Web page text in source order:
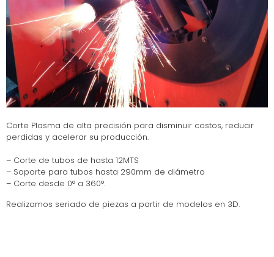
Corte Plasma de alta precisión para disminuir costos, reducir
perdidas y acelerar su producción.
– Corte de tubos de hasta 12MTS
– Soporte para tubos hasta 290mm de diámetro
– Corte desde 0° a 360°.
Realizamos seriado de piezas a partir de modelos en 3D.